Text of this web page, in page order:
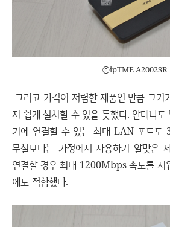
ⓒipTME A2002SR
그리고 가격이 저렴한 제품인 만큼 크기
지 쉽게 설치할 수 있을 듯했다. 안테나
기에 연결할 수 있는 최대 LAN 포트도
무실보다는 가정에서 사용하기 알맞은
연결할 경우 최대 1200Mbps 속도를 지
에도 적합했다.